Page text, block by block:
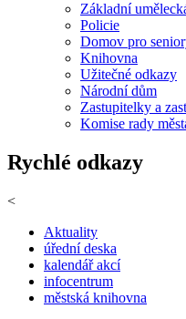
Základní
Policie
Domov pro
Knihovna
Užitečné odkazy
Národní dům
Zastupitelky a
Komise rady
Rychlé odkazy
<
Aktuality
úřední deska
kalendář akcí
infocentrum
městská knihovna